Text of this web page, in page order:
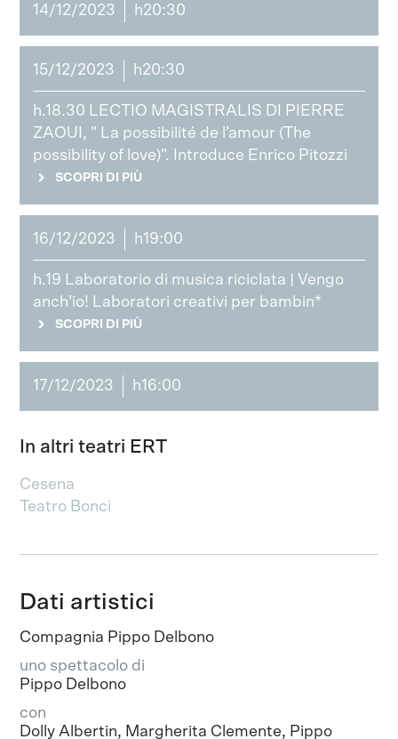
14/12/2023 h20:30
15/12/2023 h20:30
h.18.30 LECTIO MAGISTRALIS DI PIERRE
ZAOUI, " La possibilité de l’amour (The
possibility of love)". Introduce Enrico Pitozzi
SCOPRI DI PIÙ
16/12/2023 h19:00
h.19 Laboratorio di musica riciclata | Vengo
anch’io! Laboratori creativi per bambin*
SCOPRI DI PIÙ
17/12/2023 h16:00
In altri teatri ERT
Cesena
Teatro Bonci
Dati artistici
Compagnia Pippo Delbono
uno spettacolo di
Pippo Delbono
con
Dolly Albertin, Margherita Clemente, Pippo